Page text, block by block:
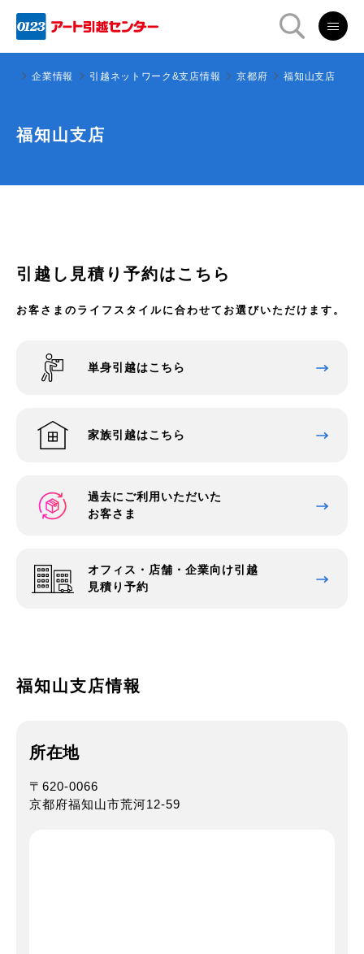
企業情報 引越ネットワーク&支店情報 京都府 福知山支店
福知山支店
引越し見積り予約はこちら
お客さまのライフスタイルに合わせてお選びいただけます。
単身引越はこちら
家族引越はこちら
過去にご利用いただいた
お客さま
オフィス・店舗・企業向け引越
見積り予約
福知山支店情報
所在地
〒620-0066
京都府福知山市荒河12-59